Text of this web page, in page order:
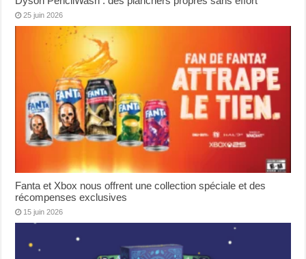
25 juin 2026
Fanta et Xbox nous offrent une collection spéciale et des
récompenses exclusives
15 juin 2026